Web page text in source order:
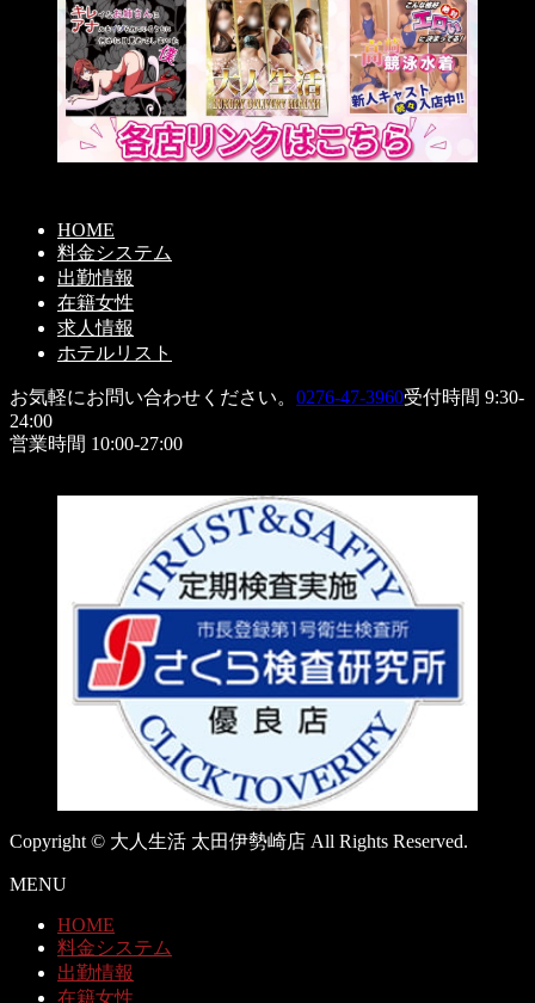
HOME
料金システム
出勤情報
在籍女性
求人情報
ホテルリスト
お気軽にお問い合わせください。 0276-47-3960受付時間 9:30-
24:00
営業時間 10:00-27:00
Copyright © 大人生活 太田伊勢崎店 All Rights Reserved.
MENU
HOME
料金システム
出勤情報
在籍女性